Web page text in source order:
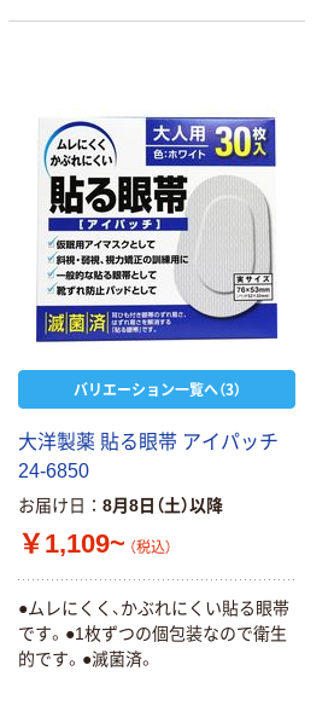
バリエーション一覧へ（3）
大洋製薬 貼る眼帯 アイパッチ
24-6850
お届け日 8月8日（土）以降
￥1,109~ （税込）
●ムレにくく、かぶれにくい貼る眼帯
です。●1枚ずつの個包装なので衛生
的です。●滅菌済。